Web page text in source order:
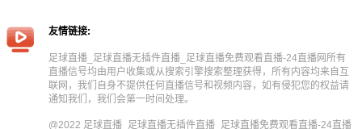
友情链接:
足球直播_足球直播无插件直播_足球直播免费观看直播-24直播网所有
直播信号均由用户收集或从搜索引擎搜索整理获得，所有内容均来自互
联网，我们自身不提供任何直播信号和视频内容，如有侵犯您的权益请
通知我们，我们会第一时间处理。
@2022 足球直播_足球直播无插件直播_足球直播免费观看直播-24直播